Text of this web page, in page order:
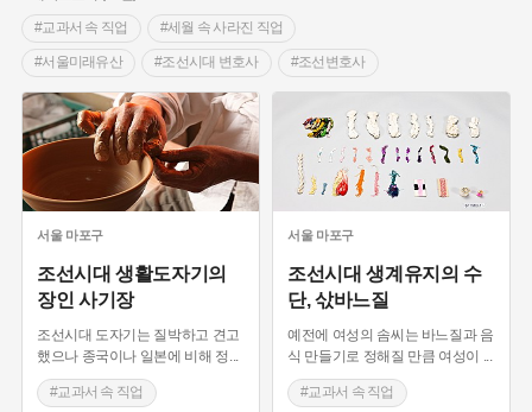
#온라인 생활사박물관 #3.1운동 #원호원두표묘역
#여성독립운동가 #지역의 오래된 가게 #부산
#임시의정원 #김마리아 #고구마 #어린이역사콘텐츠
#고구려 #여성 독립운동가 #경기도설화 #독립운동가
#단지 #내성 #28독립선언 #지명유래 #강동구
#용인의 전설 #끈기 #제주도설화 #전설 #나주
#강진 #먼우금
#바위설화 #왕건 #공예품 #강서구 #전라남도 지명유래
#상서리 오재호 #용인
#교과서 속 직업
#세월 속 사라진 직업
#서울미래유산 #조선시대 변호사 #조선변호사
#옥씨부인전 #예능프로그램 주요소재
서울 마포구
조선시대 생활도자기의
장인 사기장
조선시대 도자기는 질박하고 견고
했으나 종국이나 일본에 비해 정
#교과서 속 직업
서울 마포구
조선시대 생계유지의 수
단, 삯바느질
예전에 여성의 솜씨는 바느질과 음
식 만들기로 정해질 만큼 여성이
#교과서 속 직업